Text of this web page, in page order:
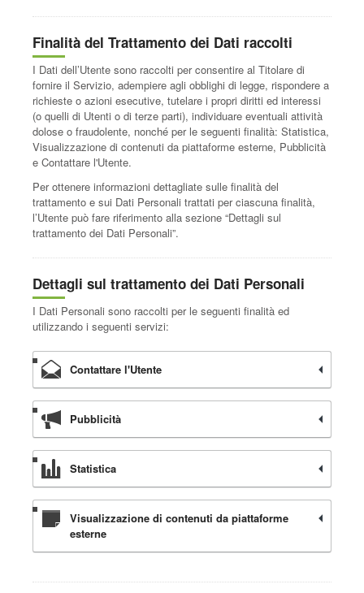
Finalità del Trattamento dei Dati raccolti
I Dati dell’Utente sono raccolti per consentire al Titolare di
fornire il Servizio, adempiere agli obblighi di legge, rispondere a
richieste o azioni esecutive, tutelare i propri diritti ed interessi
(o quelli di Utenti o di terze parti), individuare eventuali attività
dolose o fraudolente, nonché per le seguenti finalità: Statistica,
Visualizzazione di contenuti da piattaforme esterne, Pubblicità
e Contattare l'Utente.
Per ottenere informazioni dettagliate sulle finalità del
trattamento e sui Dati Personali trattati per ciascuna finalità,
l’Utente può fare riferimento alla sezione “Dettagli sul
trattamento dei Dati Personali”.
Dettagli sul trattamento dei Dati Personali
I Dati Personali sono raccolti per le seguenti finalità ed
utilizzando i seguenti servizi:
Contattare l'Utente
Pubblicità
Statistica
Visualizzazione di contenuti da piattaforme
esterne